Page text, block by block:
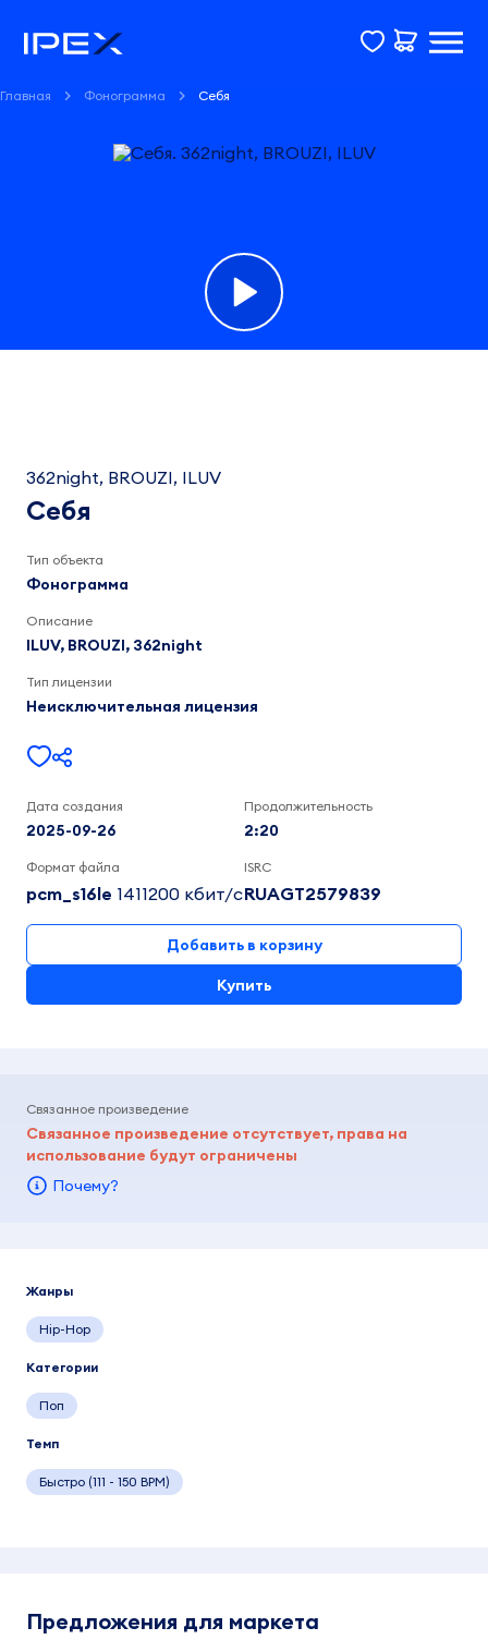
Главная Фонограмма Себя
362night,
ILUV
362night, BROUZI, ILUV
Себя
Тип объекта
Фонограмма
Описание
ILUV, BROUZI, 362night
Тип лицензии
Неисключительная лицензия
Дата создания
2025-09-26
Продолжительность
2:20
Формат файла
pcm_s16le 1411200 кбит/c
ISRC
RUAGT2579839
Добавить в корзину
Купить
Связанное произведение
Связанное произведение отсутствует, права на
использование будут ограничены
Почему?
Жанры
Hip-Hop
Категории
Поп
Темп
Быстро (111 - 150 BPM)
Предложения для маркета